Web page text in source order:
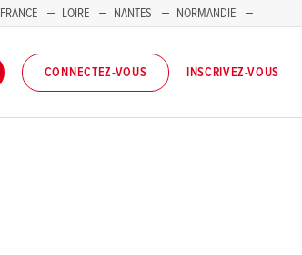
LOIRE NANTES
NORMANDIE
CONNECTEZ-VOUS INSCRIVEZ-VOUS